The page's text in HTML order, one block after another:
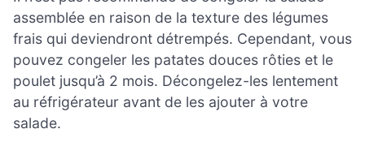
assemblée en raison de la texture des légumes
frais qui deviendront détrempés. Cependant, vous
pouvez congeler les patates douces rôties et le
poulet jusqu’à 2 mois. Décongelez-les lentement
au réfrigérateur avant de les ajouter à votre
salade.